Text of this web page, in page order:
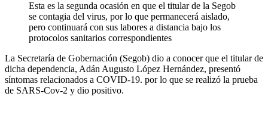
Esta es la segunda ocasión en que el titular de la Segob
se contagia del virus, por lo que permanecerá aislado,
pero continuará con sus labores a distancia bajo los
protocolos sanitarios correspondientes
La Secretaría de Gobernación (Segob) dio a conocer que el titular de
dicha dependencia, Adán Augusto López Hernández, presentó
síntomas relacionados a COVID-19. por lo que se realizó la prueba
de SARS-Cov-2 y dio positivo.